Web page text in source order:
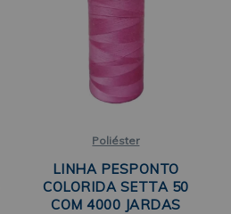
Poliéster
LINHA PESPONTO
COLORIDA SETTA 50
COM 4000 JARDAS